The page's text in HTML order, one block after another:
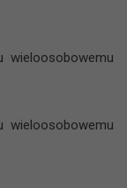
wieloosobowemu
wieloosobowemu